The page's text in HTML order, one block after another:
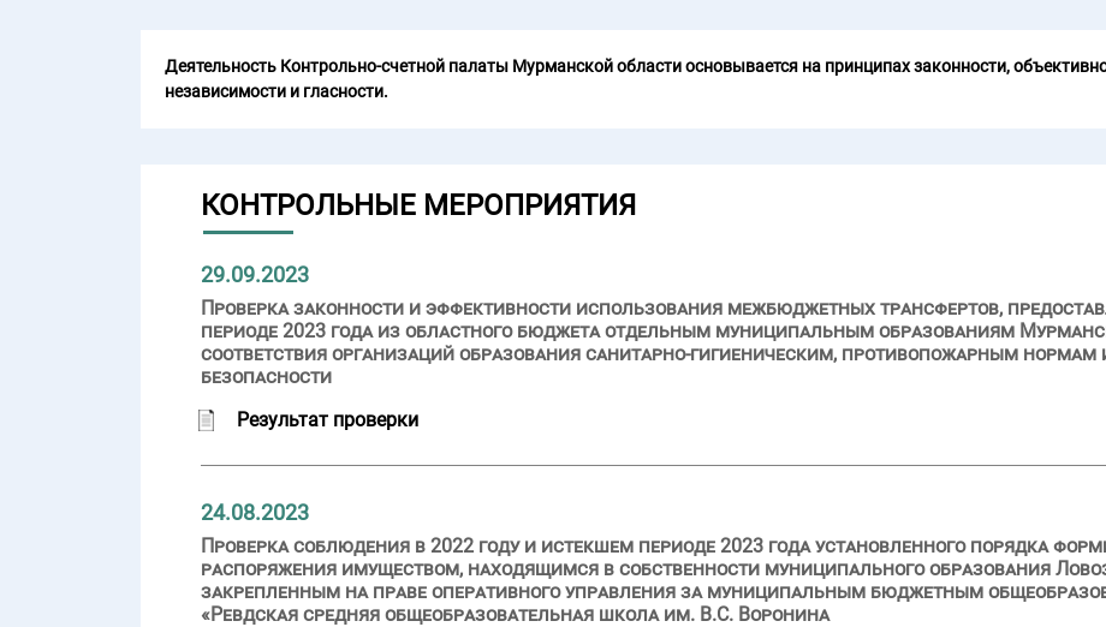
Деятельность Контрольно-счетной палаты Мурманской области основывается на принципах законности,
независимости и гласности.
КОНТРОЛЬНЫЕ МЕРОПРИЯТИЯ
29.09.2023
Проверка законности и эффективности использования межбюджетных трансфертов,
периоде 2023 года из областного бюджета отдельным муниципальным образованиям
соответствия организаций образования санитарно-гигиеническим, противопожарным нормам
безопасности
Результат проверки
24.08.2023
Проверка соблюдения в 2022 году и истекшем периоде 2023 года установленного порядка
распоряжения имуществом, находящимся в собственности муниципального образования
закрепленным на праве оперативного управления за муниципальным бюджетным
«Ревдская средняя общеобразовательная школа им. В.С. Воронина